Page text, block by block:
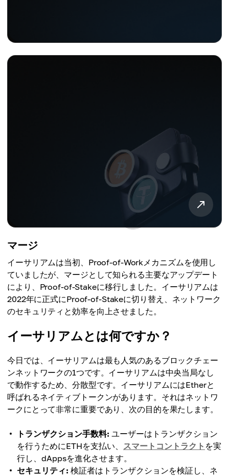
マージ
イーサリアムは当初、Proof-of-Workメカニズムを使用し
ていましたが、マージとして知られる主要なアップデート
により、Proof-of-Stakeに移行しました。イーサリアムは
2022年に正式にProof-of-Stakeに切り替え、ネットワーク
のセキュリティと効率を向上させました。
イーサリアムとは何ですか？
今日では、イーサリアムは最も人気のあるブロックチェー
ンネットワークの1つです。イーサリアムは中央当局なし
で動作するため、分散型です。イーサリアムにはEtherと
呼ばれるネイティブトークンがあります。それはネットワ
ークにとって非常に重要であり、次の目的を果たします。
トランザクション手数料: ユーザーはトランザクション
を行うためにETHを支払い、 スマートコントラクト を実
行し、dAppsを進化させます。
セキュリティ: 検証者はトランザクションを検証し、ネ